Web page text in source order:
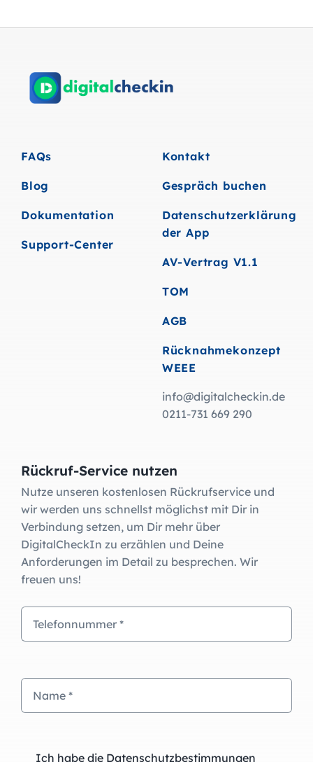
FAQs
Blog
Dokumentation
Support-Center
Kontakt
Gespräch buchen
Datenschutzerklärung
der App
AV-Vertrag V1.1
TOM
AGB
Rücknahmekonzept
WEEE
info@digitalcheckin.de
0211-731 669 290
Rückruf-Service nutzen
Nutze unseren kostenlosen Rückrufservice und
wir werden uns schnellst möglichst mit Dir in
Verbindung setzen, um Dir mehr über
DigitalCheckIn zu erzählen und Deine
Anforderungen im Detail zu besprechen. Wir
freuen uns!
Ich habe die Datenschutzbestimmungen